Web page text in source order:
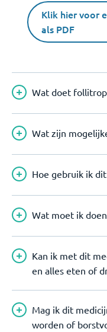
Klik hier voor
als PDF
Wat doet
Wat zijn
Hoe gebruik ik
Wat moet ik
Kan ik met dit
en alles eten of
Mag ik dit
worden of